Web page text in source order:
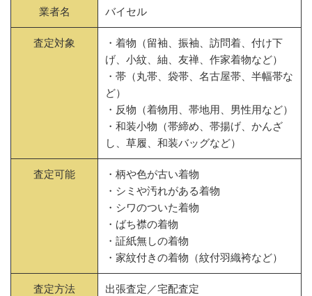
業者名 バイセル
査定対象
・着物（留袖、振袖、訪問着、付け下
げ、小紋、紬、友禅、作家着物など）
・帯（丸帯、袋帯、名古屋帯、半幅帯な
ど）
・反物（着物用、帯地用、男性用など）
・和装小物（帯締め、帯揚げ、かんざ
し、草履、和装バッグなど）
査定可能
・柄や色が古い着物
・シミや汚れがある着物
・シワのついた着物
・ばち襟の着物
・証紙無しの着物
・家紋付きの着物（紋付羽織袴など）
査定方法 出張査定／宅配査定